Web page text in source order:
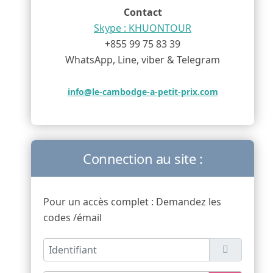
Contact
Skype : KHUONTOUR
+855 99 75 83 39
WhatsApp, Line, viber & Telegram
info@le-cambodge-a-petit-prix.com
Connection au site :
Pour un accès complet : Demandez les
codes /émail
Identifiant